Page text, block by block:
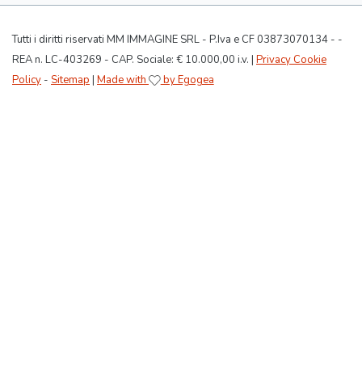
Tutti i diritti riservati MM IMMAGINE SRL - P.Iva e CF 03873070134 - -
REA n. LC-403269 - CAP. Sociale: € 10.000,00 i.v. | Privacy Cookie
Policy - Sitemap | Made with by Egogea